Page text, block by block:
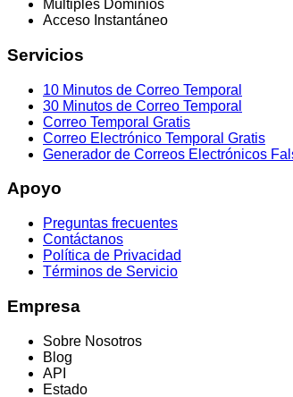
Múltiples Dominios
Acceso Instantáneo
Servicios
10 Minutos de Correo Temporal
30 Minutos de Correo Temporal
Correo Temporal Gratis
Correo Electrónico Temporal Gratis
Generador de Correos Electrónicos
Apoyo
Preguntas frecuentes
Contáctanos
Política de Privacidad
Términos de Servicio
Empresa
Sobre Nosotros
Blog
API
Estado